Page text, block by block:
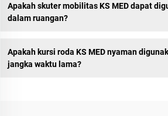
Apakah skuter mobilitas KS MED dapat
dalam ruangan?
Apakah kursi roda KS MED nyaman
jangka waktu lama?